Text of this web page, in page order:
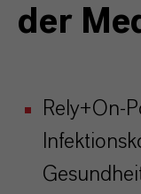
der
Rely+On-